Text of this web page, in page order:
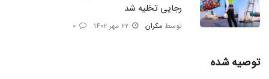
رجایی تخلیه شد
توسط مکران
توصیه شده